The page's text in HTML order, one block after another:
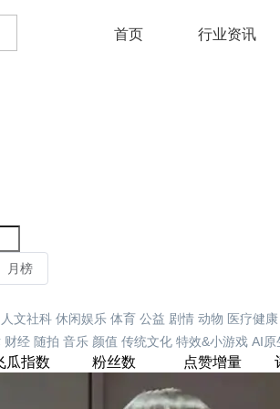
首页 行业资讯
月榜
人文社科 休闲娱乐 体育 公益 剧情 动物 医疗健康
财经 随拍 音乐 颜值 传统文化 特效&小游戏 AI原
瓜指数 粉丝数 点赞增量